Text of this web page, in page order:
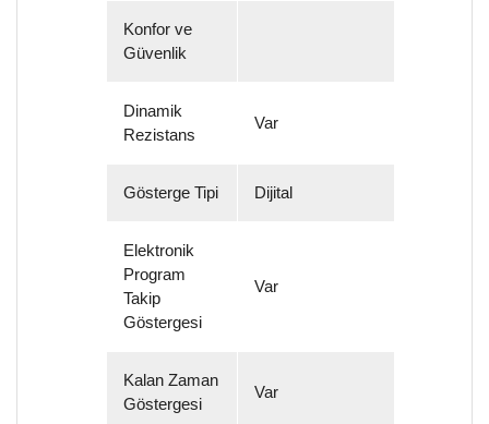
Konfor ve
Güvenlik
Dinamik
Rezistans
Var
Gösterge Tipi Dijital
Elektronik
Program
Takip
Göstergesi
Var
Kalan Zaman
Göstergesi
Var